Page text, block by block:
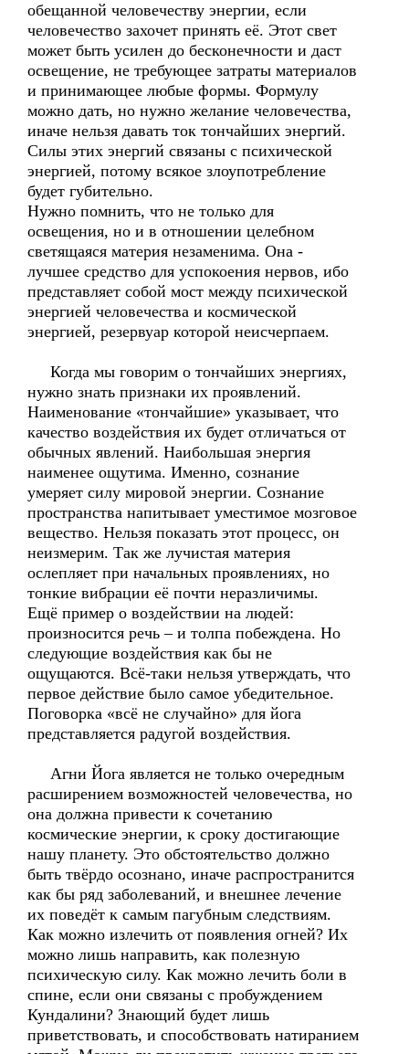
обещанной человечеству энергии, если
человечество захочет принять её. Этот свет
может быть усилен до бесконечности и даст
освещение, не требующее затраты материалов
и принимающее любые формы. Формулу
можно дать, но нужно желание человечества,
иначе нельзя давать ток тончайших энергий.
Силы этих энергий связаны с психической
энергией, потому всякое злоупотребление
будет губительно.
Нужно помнить, что не только для
освещения, но и в отношении целебном
светящаяся материя незаменима. Она -
лучшее средство для успокоения нервов, ибо
представляет собой мост между психической
энергией человечества и космической
энергией, резервуар которой неисчерпаем.
Когда мы говорим о тончайших энергиях,
нужно знать признаки их проявлений.
Наименование «тончайшие» указывает, что
качество воздействия их будет отличаться от
обычных явлений. Наибольшая энергия
наименее ощутима. Именно, сознание
умеряет силу мировой энергии. Сознание
пространства напитывает уместимое мозговое
вещество. Нельзя показать этот процесс, он
неизмерим. Так же лучистая материя
ослепляет при начальных проявлениях, но
тонкие вибрации её почти неразличимы.
Ещё пример о воздействии на людей:
произносится речь – и толпа побеждена. Но
следующие воздействия как бы не
ощущаются. Всё-таки нельзя утверждать, что
первое действие было самое убедительное.
Поговорка «всё не случайно» для йога
представляется радугой воздействия.
Агни Йога является не только очередным
расширением возможностей человечества, но
она должна привести к сочетанию
космические энергии, к сроку достигающие
нашу планету. Это обстоятельство должно
быть твёрдо осознано, иначе распространится
как бы ряд заболеваний, и внешнее лечение
их поведёт к самым пагубным следствиям.
Как можно излечить от появления огней? Их
можно лишь направить, как полезную
психическую силу. Как можно лечить боли в
спине, если они связаны с пробуждением
Кундалини? Знающий будет лишь
приветствовать, и способствовать натиранием